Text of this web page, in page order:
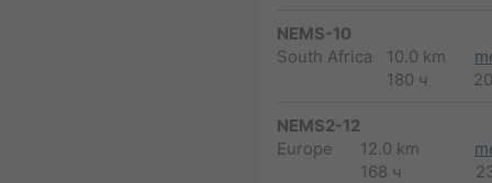
NEMS-10
South Africa
10.0 km
180 ч
NEMS2-12
Europe
12.0 km
168 ч